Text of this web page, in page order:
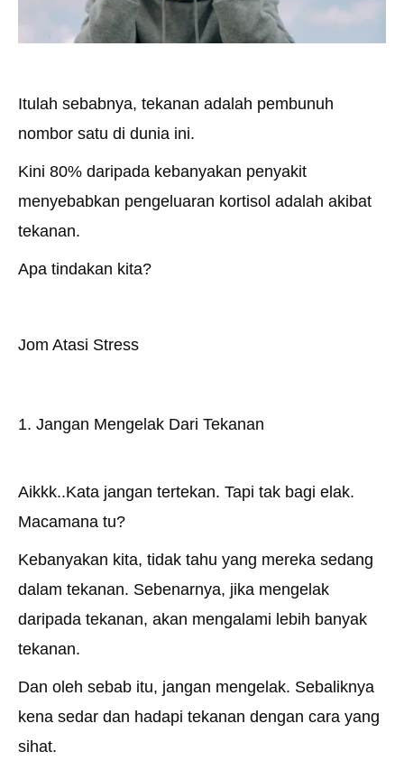
Itulah sebabnya, tekanan adalah pembunuh
nombor satu di dunia ini.
Kini 80% daripada kebanyakan penyakit
menyebabkan pengeluaran kortisol adalah akibat
tekanan.
Apa tindakan kita?
Jom Atasi Stress
1. Jangan Mengelak Dari Tekanan
Aikkk..Kata jangan tertekan. Tapi tak bagi elak.
Macamana tu?
Kebanyakan kita, tidak tahu yang mereka sedang
dalam tekanan. Sebenarnya, jika mengelak
daripada tekanan, akan mengalami lebih banyak
tekanan.
Dan oleh sebab itu, jangan mengelak. Sebaliknya
kena sedar dan hadapi tekanan dengan cara yang
sihat.